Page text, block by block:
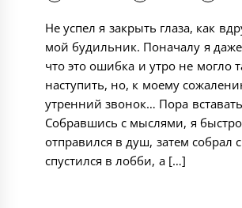
Не успел я закрыть глаза, как
мой будильник. Поначалу я
что это ошибка и утро не могло
наступить, но, к моему
утренний звонок… Пора
Собравшись с мыслями, я быстро
отправился в душ, затем собрал
спустился в лобби, а […]